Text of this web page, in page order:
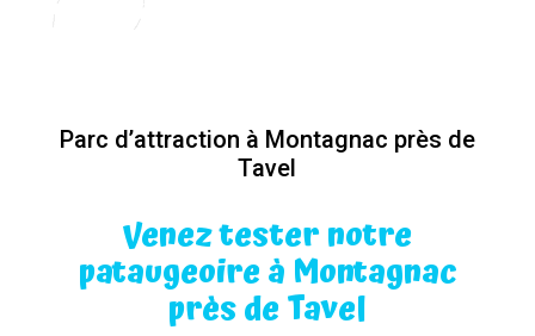
Parc d’attraction à Montagnac près de
Tavel
Venez tester notre
pataugeoire à Montagnac
près de Tavel